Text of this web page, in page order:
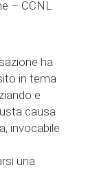
– CCNL
ha
in tema
e
causa
invocabile
una